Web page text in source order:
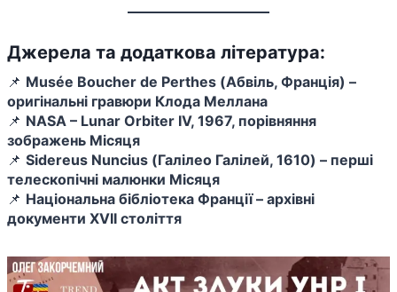
Джерела та додаткова література:
📌 Musée Boucher de Perthes (Абвіль, Франція) –
оригінальні гравюри Клода Меллана
📌 NASA – Lunar Orbiter IV, 1967, порівняння
зображень Місяця
📌 Sidereus Nuncius (Галілео Галілей, 1610) – перші
телескопічні малюнки Місяця
📌 Національна бібліотека Франції – архівні
документи XVII століття